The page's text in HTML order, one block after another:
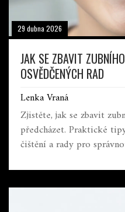
29 dubna 2026
JAK SE ZBAVIT
OSVĚDČENÝCH RAD
Lenka Vraná
Zjistěte, jak se zbavit
předcházet. Praktické
čištění a rady pro